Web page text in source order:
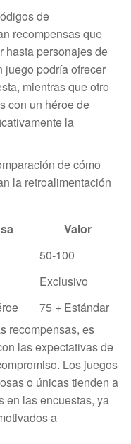
de
recompensas que
hasta personajes de
juego podría ofrecer
mientras que otro
con un héroe de
la
de cómo
la retroalimentación
Valor
50-100
Exclusivo
75 + Estándar
recompensas, es
las expectativas de
Los juegos
o únicas tienden a
en las encuestas, ya
a